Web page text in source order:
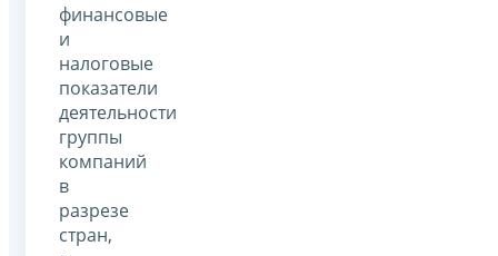
финансовые
и
налоговые
показатели
деятельности
группы
компаний
в
разрезе
стран,